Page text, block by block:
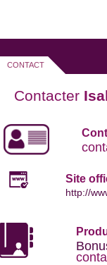
CONTACT
Contacter
Site
http://